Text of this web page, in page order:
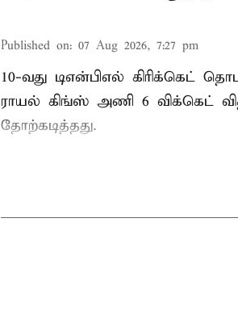
Published on: 07 Aug 2026, 7:27 pm
10-வது டிஎன்பிஎல்
ராயல் கிங்ஸ் அணி 6 விக்கெட்
தோற்கடித்தது.